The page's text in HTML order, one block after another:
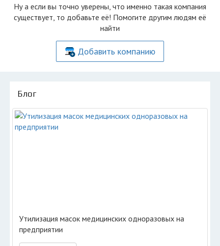
Ну а если вы точно уверены, что именно такая компания
существует, то добавьте её! Помогите другим людям её
найти
Добавить компанию
Блог
Утилизация масок медицинских одноразовых на
предприятии